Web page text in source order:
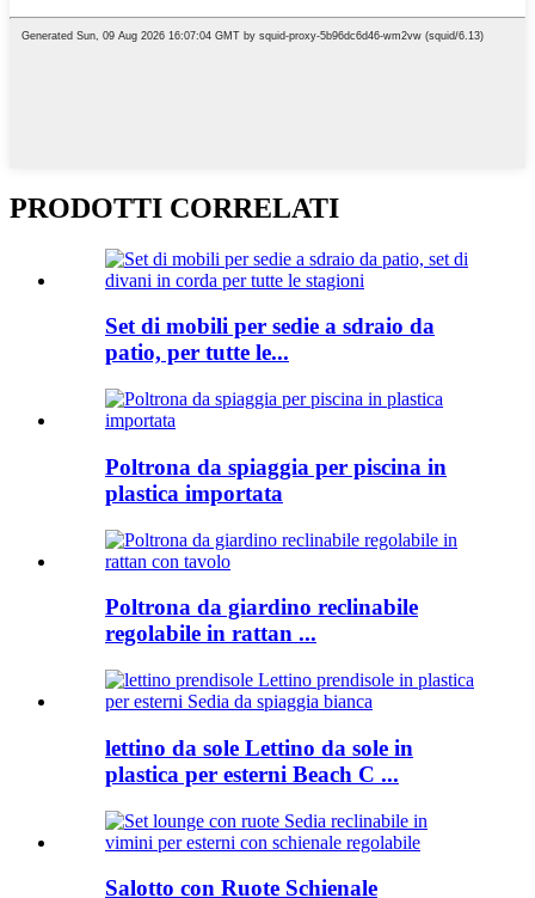
PRODOTTI CORRELATI
Set di mobili per sedie a sdraio da
patio, per tutte le...
Poltrona da spiaggia per piscina in
plastica importata
Poltrona da giardino reclinabile
regolabile in rattan ...
lettino da sole Lettino da sole in
plastica per esterni Beach C ...
Salotto con Ruote Schienale